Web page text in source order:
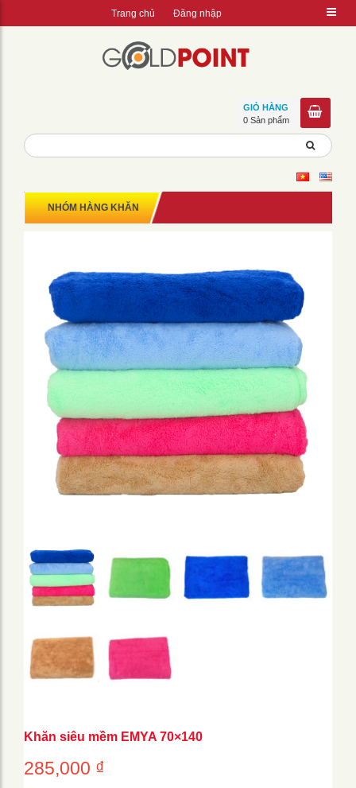
Trang chủ Đăng nhập
GIỎ HÀNG
0 Sản phẩm
NHÓM HÀNG KHĂN
Khăn siêu mềm EMYA 70×140
285,000 ₫